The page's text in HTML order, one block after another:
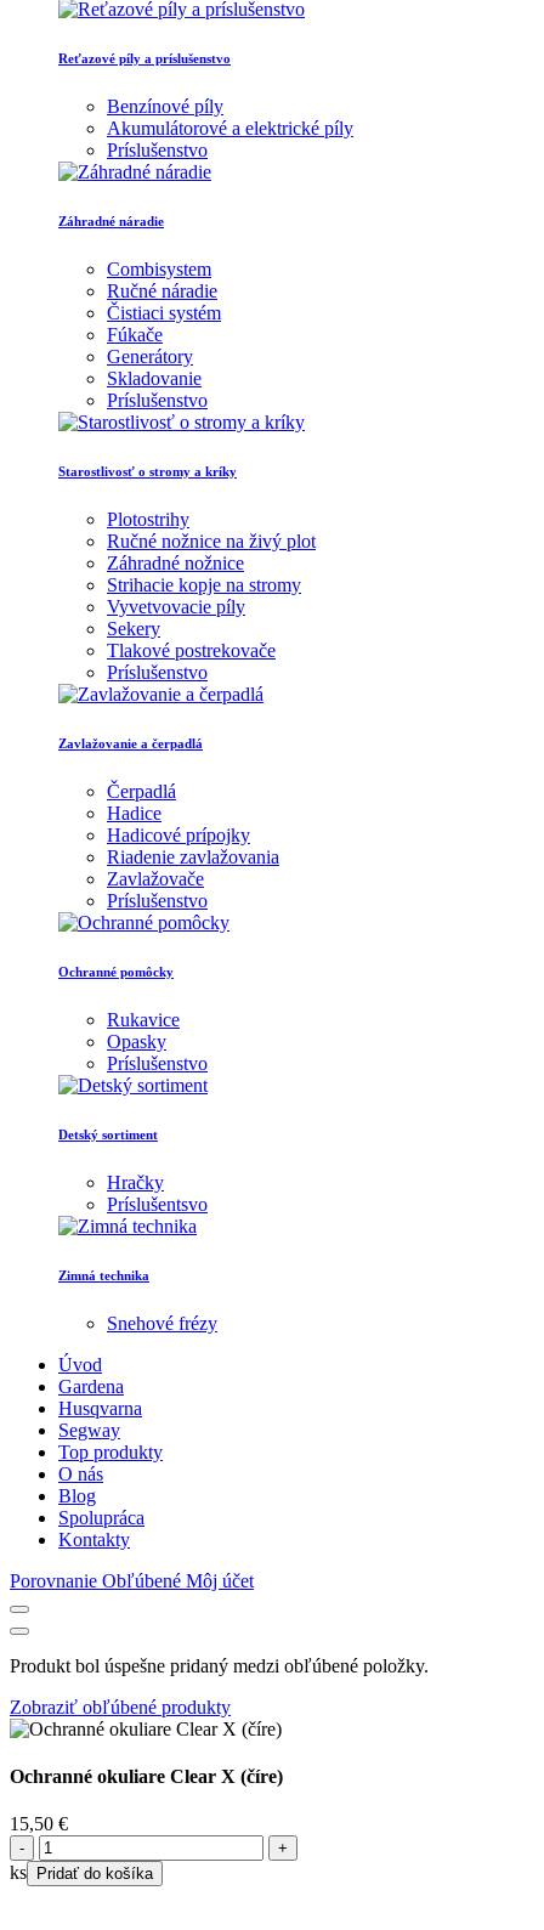
Reťazové píly a príslušenstvo
Benzínové píly
Akumulátorové a elektrické píly
Príslušenstvo
Záhradné náradie
Combisystem
Ručné náradie
Čistiaci systém
Fúkače
Generátory
Skladovanie
Príslušenstvo
Starostlivosť o stromy a kríky
Plotostrihy
Ručné nožnice na živý plot
Záhradné nožnice
Strihacie kopje na stromy
Vyvetvovacie píly
Sekery
Tlakové postrekovače
Príslušenstvo
Zavlažovanie a čerpadlá
Čerpadlá
Hadice
Hadicové prípojky
Riadenie zavlažovania
Zavlažovače
Príslušenstvo
Ochranné pomôcky
Rukavice
Opasky
Príslušenstvo
Detský sortiment
Hračky
Príslušentsvo
Zimná technika
Snehové frézy
Úvod
Gardena
Husqvarna
Segway
Top produkty
O nás
Blog
Spolupráca
Kontakty
Porovnanie Obľúbené Môj účet
Produkt bol úspešne pridaný medzi obľúbené položky.
Zobraziť obľúbené produkty
Ochranné okuliare Clear X (číre)
15,50 €
množstvo
Ochranné
okuliare
ks Pridať do košíka